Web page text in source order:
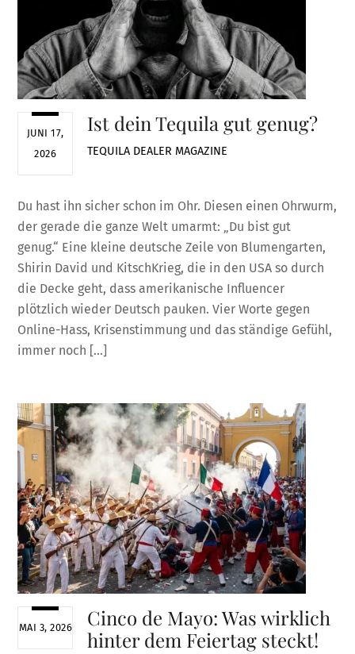
JUNI 17,
2026
Ist dein Tequila gut genug?
TEQUILA DEALER MAGAZINE
Du hast ihn sicher schon im Ohr. Diesen einen Ohrwurm,
der gerade die ganze Welt umarmt: „Du bist gut
genug.“ Eine kleine deutsche Zeile von Blumengarten,
Shirin David und KitschKrieg, die in den USA so durch
die Decke geht, dass amerikanische Influencer
plötzlich wieder Deutsch pauken. Vier Worte gegen
Online-Hass, Krisenstimmung und das ständige Gefühl,
immer noch […]
MAI 3, 2026
Cinco de Mayo: Was wirklich
hinter dem Feiertag steckt!